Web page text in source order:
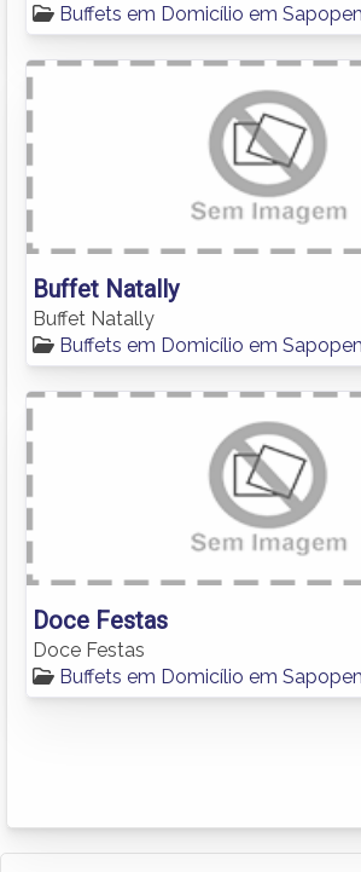
Buffets em Domicílio em
Buffet Natally
Buffet Natally
Buffets em Domicílio em
Doce Festas
Doce Festas
Buffets em Domicílio em